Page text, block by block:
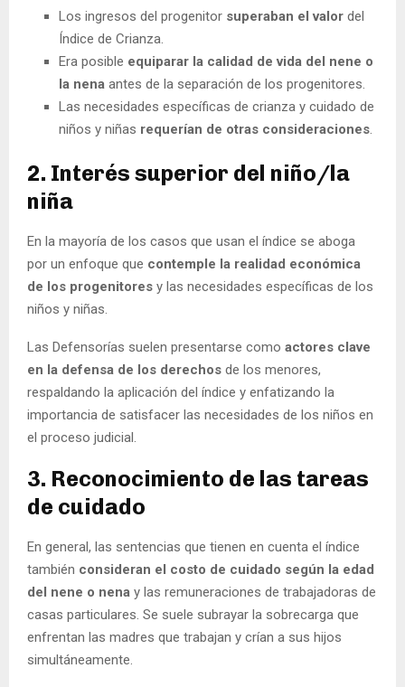
Los ingresos del progenitor superaban el valor del
Índice de Crianza.
Era posible equiparar la calidad de vida del nene o
la nena antes de la separación de los progenitores.
Las necesidades específicas de crianza y cuidado de
niños y niñas requerían de otras consideraciones.
2. Interés superior del niño/la
niña
En la mayoría de los casos que usan el índice se aboga
por un enfoque que contemple la realidad económica
de los progenitores y las necesidades específicas de los
niños y niñas.
Las Defensorías suelen presentarse como actores clave
en la defensa de los derechos de los menores,
respaldando la aplicación del índice y enfatizando la
importancia de satisfacer las necesidades de los niños en
el proceso judicial.
3. Reconocimiento de las tareas
de cuidado
En general, las sentencias que tienen en cuenta el índice
también consideran el costo de cuidado según la edad
del nene o nena y las remuneraciones de trabajadoras de
casas particulares. Se suele subrayar la sobrecarga que
enfrentan las madres que trabajan y crían a sus hijos
simultáneamente.